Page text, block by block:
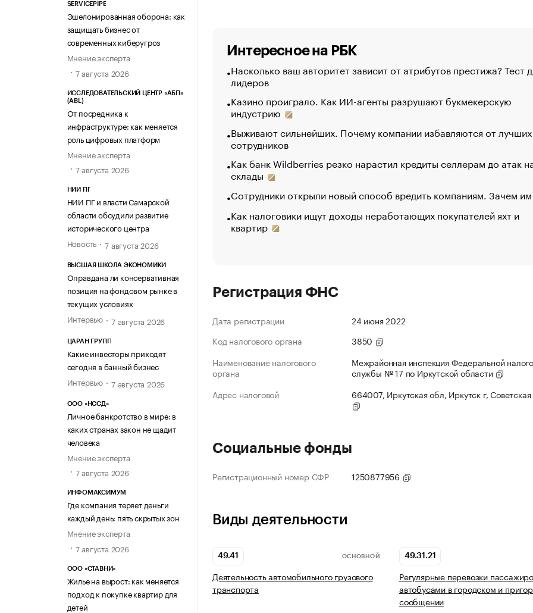
SERVICEPIPE
Эшелонированная оборона: как
защищать бизнес от
современных киберугроз
Мнение эксперта
7 августа 2026
ИССЛЕДОВАТЕЛЬСКИЙ ЦЕНТР «АБП»
(ABL)
От посредника к
инфраструктуре: как меняется
роль цифровых платформ
Мнение эксперта
7 августа 2026
НИИ ПГ
НИИ ПГ и власти Самарской
области обсудили развитие
исторического центра
Новость
7 августа 2026
ВЫСШАЯ ШКОЛА ЭКОНОМИКИ
Оправдана ли консервативная
позиция на фондовом рынке в
текущих условиях
Интервью
7 августа 2026
ЦАРАН ГРУПП
Какие инвесторы приходят
сегодня в банный бизнес
Интервью
7 августа 2026
ООО «НССД»
Личное банкротство в мире: в
каких странах закон не щадит
человека
Мнение эксперта
7 августа 2026
ИНФОМАКСИМУМ
Где компания теряет деньги
каждый день: пять скрытых зон
Мнение эксперта
7 августа 2026
ООО «СТАВНИ»
Жилье на вырост: как меняется
подход к покупке квартир для
детей
Интересное на РБК
Насколько ваш авторитет зависит от атрибутов престижа? Тест
лидеров
Казино проиграло. Как ИИ-агенты разрушают букмекерскую
индустрию
Выживают сильнейших. Почему компании избавляются от лучших
сотрудников
Как банк Wildberries резко нарастил кредиты селлерам до атак
склады
Сотрудники открыли новый способ вредить компаниям. Зачем
Как налоговики ищут доходы неработающих покупателей яхт и
квартир
Регистрация ФНС
Дата регистрации
24 июня 2022
Код налогового органа
3850
Наименование налогового
органа
Межрайонная инспекция Федеральной
службы № 17 по Иркутской области
Адрес налоговой
664007, Иркутская обл, Иркутск г,
Социальные фонды
Регистрационный номер СФР 1250877956
Виды деятельности
49.41 ОСНОВНОЙ
Деятельность автомобильного грузового
транспорта
49.31.21
Регулярные перевозки
автобусами в городском и
сообщении